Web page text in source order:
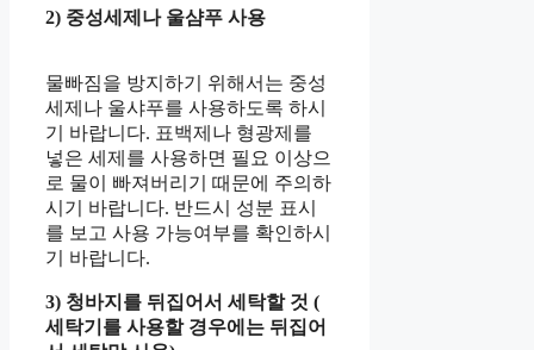
2) 중성세제나 울샴푸 사용
물빠짐을 방지하기 위해서는 중성
세제나 울샤푸를 사용하도록 하시
기 바랍니다. 표백제나 형광제를
넣은 세제를 사용하면 필요 이상으
로 물이 빠져버리기 때문에 주의하
시기 바랍니다. 반드시 성분 표시
를 보고 사용 가능여부를 확인하시
기 바랍니다.
3) 청바지를 뒤집어서 세탁할 것 (
세탁기를 사용할 경우에는 뒤집어